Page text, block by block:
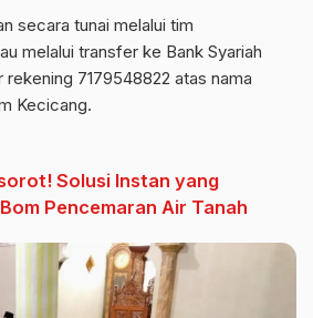
secara tunai melalui tim
melalui transfer ke Bank Syariah
7179548822 atas nama
Kecicang.
Solusi Instan yang
Pencemaran Air Tanah